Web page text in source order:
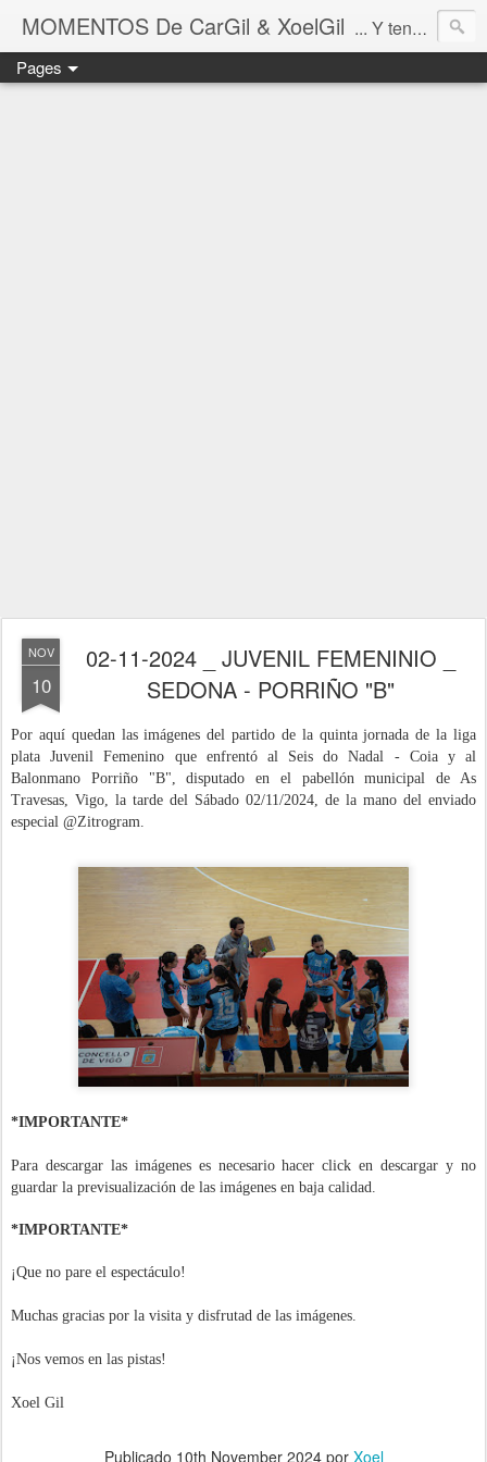
MOMENTOS De CarGil & XoelGil ... Y tengan cuidado ahí fuera, por favor.
Pages
NOV
10
02-11-2024 _ JUVENIL FEMENINIO _
SEDONA - PORRIÑO "B"
Por aquí quedan las imágenes del partido de la quinta jornada de la liga
plata Juvenil Femenino que enfrentó al Seis do Nadal - Coia y al
Balonmano Porriño "B", disputado en el pabellón municipal de As
Travesas, Vigo, la tarde del Sábado 02/11/2024, de la mano del enviado
especial @Zitrogram.
*IMPORTANTE*
Para descargar las imágenes es necesario hacer click en descargar y no
guardar la previsualización de las imágenes en baja calidad.
*IMPORTANTE*
¡Que no pare el espectáculo!
Muchas gracias por la visita y disfrutad de las imágenes.
¡Nos vemos en las pistas!
Xoel Gil
Publicado 10th November 2024por Xoel